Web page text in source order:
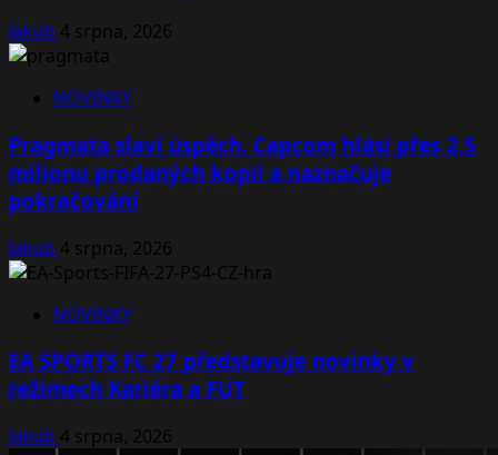
Jakub 4 srpna, 2026
NOVINKY
Pragmata slaví úspěch. Capcom hlásí přes 2,5
milionu prodaných kopií a naznačuje
pokračování
Jakub 4 srpna, 2026
NOVINKY
EA SPORTS FC 27 představuje novinky v
režimech Kariéra a FUT
Jakub 4 srpna, 2026